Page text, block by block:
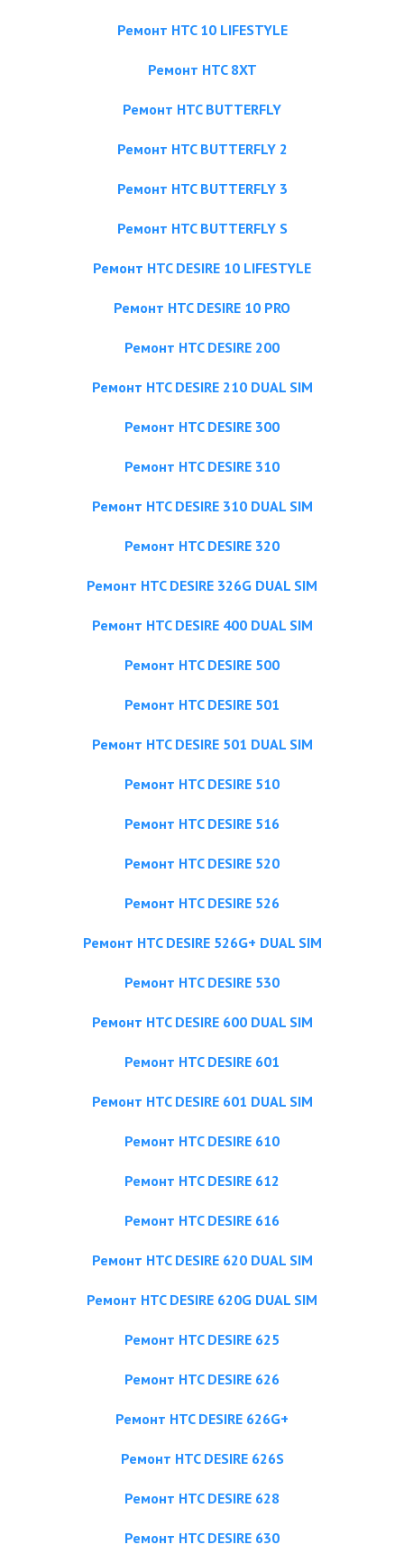
Ремонт HTC 10 LIFESTYLE
Ремонт HTC 8XT
Ремонт HTC BUTTERFLY
Ремонт HTC BUTTERFLY 2
Ремонт HTC BUTTERFLY 3
Ремонт HTC BUTTERFLY S
Ремонт HTC DESIRE 10 LIFESTYLE
Ремонт HTC DESIRE 10 PRO
Ремонт HTC DESIRE 200
Ремонт HTC DESIRE 210 DUAL SIM
Ремонт HTC DESIRE 300
Ремонт HTC DESIRE 310
Ремонт HTC DESIRE 310 DUAL SIM
Ремонт HTC DESIRE 320
Ремонт HTC DESIRE 326G DUAL SIM
Ремонт HTC DESIRE 400 DUAL SIM
Ремонт HTC DESIRE 500
Ремонт HTC DESIRE 501
Ремонт HTC DESIRE 501 DUAL SIM
Ремонт HTC DESIRE 510
Ремонт HTC DESIRE 516
Ремонт HTC DESIRE 520
Ремонт HTC DESIRE 526
Ремонт HTC DESIRE 526G+ DUAL SIM
Ремонт HTC DESIRE 530
Ремонт HTC DESIRE 600 DUAL SIM
Ремонт HTC DESIRE 601
Ремонт HTC DESIRE 601 DUAL SIM
Ремонт HTC DESIRE 610
Ремонт HTC DESIRE 612
Ремонт HTC DESIRE 616
Ремонт HTC DESIRE 620 DUAL SIM
Ремонт HTC DESIRE 620G DUAL SIM
Ремонт HTC DESIRE 625
Ремонт HTC DESIRE 626
Ремонт HTC DESIRE 626G+
Ремонт HTC DESIRE 626S
Ремонт HTC DESIRE 628
Ремонт HTC DESIRE 630